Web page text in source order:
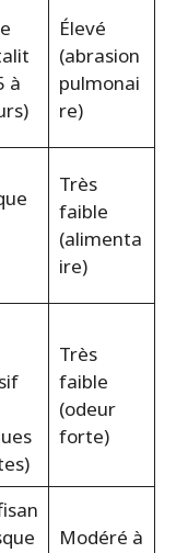
à
Élevé
(abrasion
pulmonai
re)
Très
faible
(alimenta
ire)
Très
faible
(odeur
forte)
Modéré à